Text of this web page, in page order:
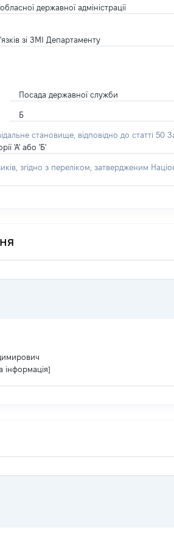
державної адміністрації
зі ЗМІ Департаменту
Посада державної служби
Б
становище, відповідно до статті 50
'А' або 'Б'
згідно з переліком, затвердженим
інформація]